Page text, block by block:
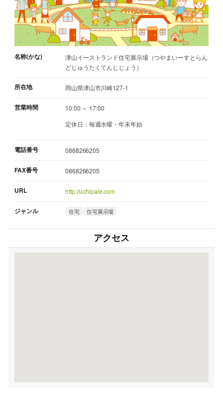
名称(かな)
津山イーストランド住宅展示場（つやまいーすとらん
どじゅうたくてんじじょう）
所在地 岡山県津山市川崎127-1
営業時間
10:00 ～ 17:00
定休日：毎週水曜・年末年始
電話番号 0868266205
FAX番号 0868266205
URL http://uchipale.com
ジャンル 住宅 住宅展示場
アクセス